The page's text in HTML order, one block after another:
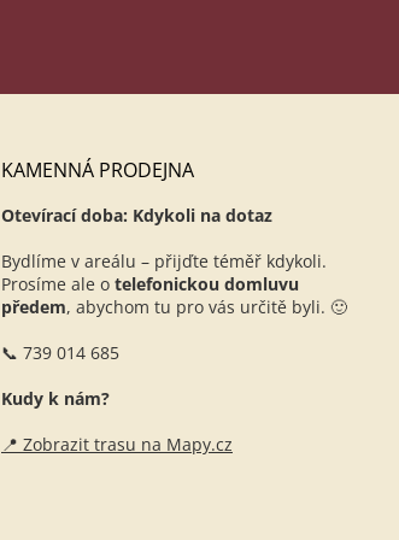
KAMENNÁ PRODEJNA
Otevírací doba: Kdykoli na dotaz
Bydlíme v areálu – přijďte téměř kdykoli.
Prosíme ale o telefonickou domluvu
předem, abychom tu pro vás určitě byli. 🙂
📞 739 014 685
Kudy k nám?
📍 Zobrazit trasu na Mapy.cz